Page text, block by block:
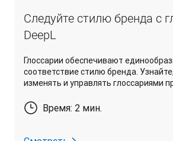
Следуйте стилю бренда с
DeepL
Глоссарии обеспечивают
соответствие стилю бренда.
изменять и управлять глоссариями
Время: 2 мин.